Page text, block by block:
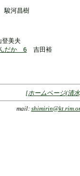
駿河昌樹
美夫
だか 6 吉田裕
[ホームページ(清
mail: